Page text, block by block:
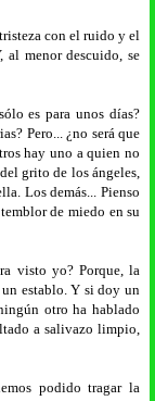
con el ruido y el
al menor descuido, se
es para unos días?
Pero... ¿no será que
hay uno a quien no
grito de los ángeles,
Los demás... Pienso
de miedo en su
visto yo? Porque, la
establo. Y si doy un
otro ha hablado
a salivazo limpio,
podido tragar la